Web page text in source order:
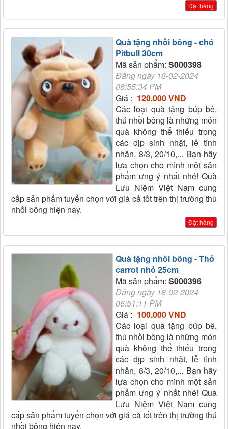
Đặt hàng
Quà tặng nhồi bông - chó
Pitbull 30cm
Mã sản phẩm: S000398
Đăng ngày 18-02-2024
06:55:34 PM
Giá : 120.000 VND
Các loại quà tặng búp bê,
thú nhồi bông là những món
quà không thể thiếu trong
các dịp sinh nhật, lễ tình
nhân, 8/3, 20/10,... Bạn hãy
lựa chọn cho mình một sản
phẩm ưng ý nhất nhé! Quà
Lưu Niệm Việt Nam cung
cấp sản phẩm tuyển chọn với giá cả tốt trên thị trường thú
nhồi bông hiện nay.
Đặt hàng
Quà tặng nhồi bông - Thỏ
carrot nhỏ 25cm
Mã sản phẩm: S000396
Đăng ngày 18-02-2024
06:51:11 PM
Giá : 100.000 VND
Các loại quà tặng búp bê,
thú nhồi bông là những món
quà không thể thiếu trong
các dịp sinh nhật, lễ tình
nhân, 8/3, 20/10,... Bạn hãy
lựa chọn cho mình một sản
phẩm ưng ý nhất nhé! Quà
Lưu Niệm Việt Nam cung
cấp sản phẩm tuyển chọn với giá cả tốt trên thị trường thú
nhồi bông hiện nay.